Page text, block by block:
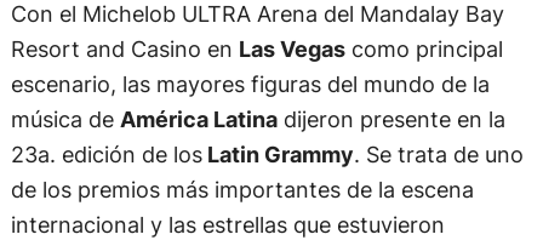
Con el Michelob ULTRA Arena del Mandalay Bay
Resort and Casino en Las Vegascomo principal
escenario, las mayores figuras del mundo de la
música de América Latinadijeron presente en la
23a. edición de losLatin Grammy. Se trata de uno
de los premios más importantes de la escena
internacional y las estrellas que estuvieron